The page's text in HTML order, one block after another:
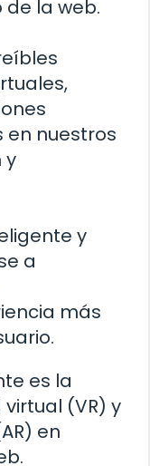
la web.
nuestros
y
y
a
más
es la
(VR) y
en